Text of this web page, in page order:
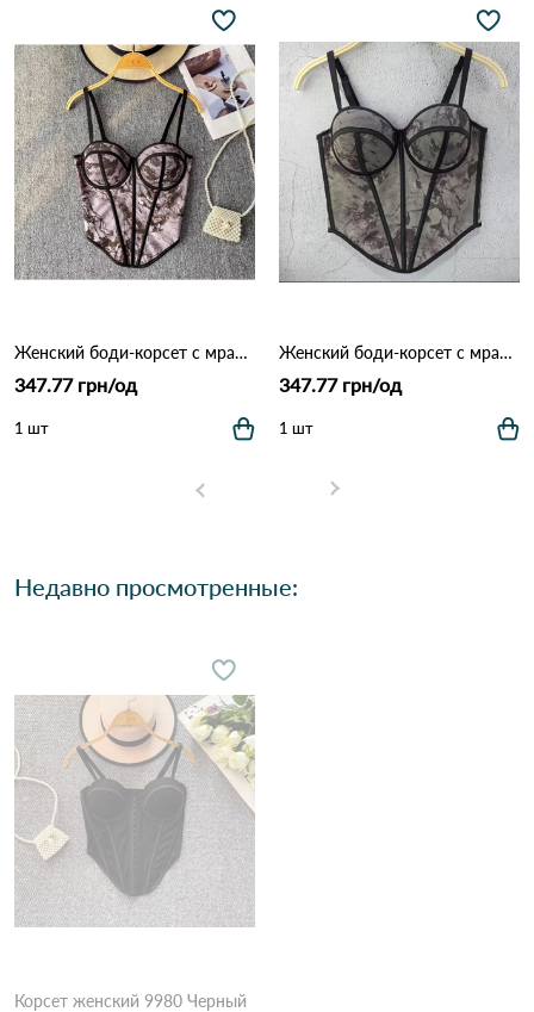
Женский боди-корсет с мраморным принтом 9925 Серо-фиолетовый
347.77 грн/од
1 шт
Женский боди-корсет с мраморным принтом 9925
347.77 грн/од
1 шт
Недавно просмотренные:
Корсет женский 9980 Черный